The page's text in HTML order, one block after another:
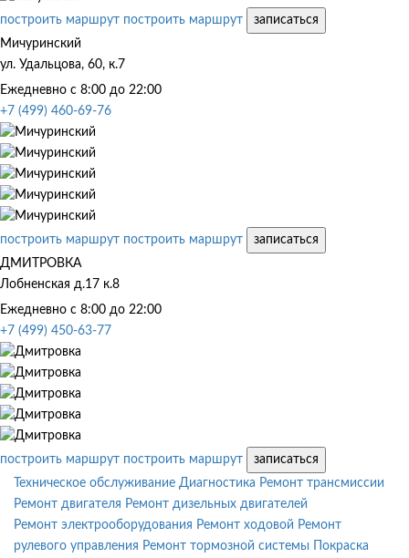
построить маршрут построить маршрут
записаться
Мичуринский
ул. Удальцова, 60, к.7
Ежедневно с 8:00 до 22:00
+7 (499) 460-69-76
построить маршрут построить маршрут
записаться
ДМИТРОВКА
Лобненская д.17 к.8
Ежедневно с 8:00 до 22:00
+7 (499) 450-63-77
построить маршрут построить маршрут
записаться
Техническое обслуживание Диагностика Ремонт трансмиссии
Ремонт двигателя Ремонт дизельных двигателей
Ремонт электрооборудования Ремонт ходовой Ремонт
рулевого управления Ремонт тормозной системы
Покраска